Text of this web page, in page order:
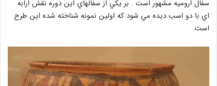
سفال اروميه مشهور است . بر يكي از سفالهاي اين دوره نقش ارابه
اي با دو اسب ديده مي شود كه اولين نمونه شناخته شده اين طرح
است.